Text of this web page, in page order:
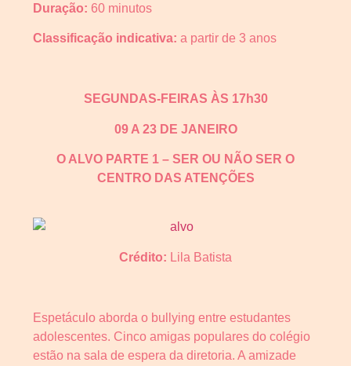
Duração: 60 minutos
Classificação indicativa: a partir de 3 anos
SEGUNDAS-FEIRAS ÀS 17h30
09 A 23 DE JANEIRO
O ALVO PARTE 1 – SER OU NÃO SER O
CENTRO DAS ATENÇÕES
Crédito: Lila Batista
Espetáculo aborda o bullying entre estudantes
adolescentes. Cinco amigas populares do colégio
estão na sala de espera da diretoria. A amizade